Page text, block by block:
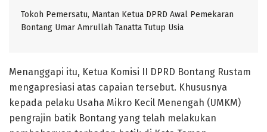
Tokoh Pemersatu, Mantan Ketua DPRD Awal Pemekaran
Bontang Umar Amrullah Tanatta Tutup Usia
Menanggapi itu, Ketua Komisi II DPRD Bontang Rustam
mengapresiasi atas capaian tersebut. Khususnya
kepada pelaku Usaha Mikro Kecil Menengah (UMKM)
pengrajin batik Bontang yang telah melakukan